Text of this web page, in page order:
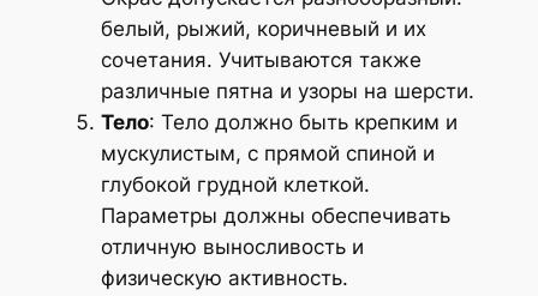
белый, рыжий, коричневый и их
сочетания. Учитываются также
различные пятна и узоры на шерсти.
Тело: Тело должно быть крепким и
мускулистым, с прямой спиной и
глубокой грудной клеткой.
Параметры должны обеспечивать
отличную выносливость и
физическую активность.